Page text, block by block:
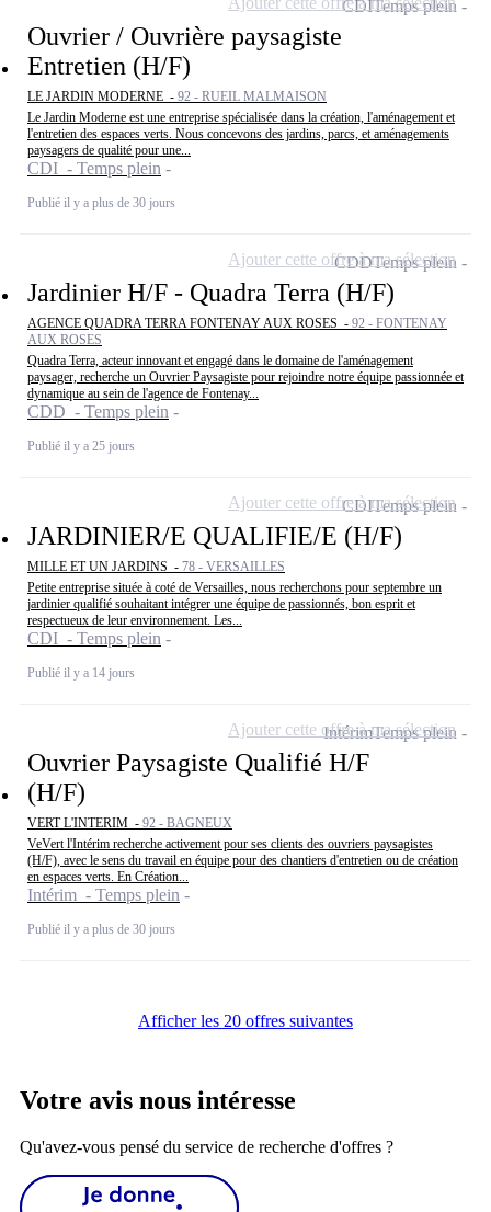
Ouvrier / Ouvrière paysagiste
Entretien (H/F)
LE JARDIN MODERNE - 92 - RUEIL MALMAISON
Le Jardin Moderne est une entreprise spécialisée dans la création, l'aménagement et
l'entretien des espaces verts. Nous concevons des jardins, parcs, et aménagements
paysagers de qualité pour une...
CDI - Temps plein
Publié il y a plus de 30 jours
CDITemps plein
Jardinier H/F - Quadra Terra (H/F)
AGENCE QUADRA TERRA FONTENAY AUX ROSES - 92 - FONTENAY
AUX ROSES
Quadra Terra, acteur innovant et engagé dans le domaine de l'aménagement
paysager, recherche un Ouvrier Paysagiste pour rejoindre notre équipe passionnée et
dynamique au sein de l'agence de Fontenay...
CDD - Temps plein
Publié il y a 25 jours
CDDTemps plein
Ajouter cette offre à ma sélection
JARDINIER/E QUALIFIE/E (H/F)
MILLE ET UN JARDINS - 78 - VERSAILLES
Petite entreprise située à coté de Versailles, nous recherchons pour septembre un
jardinier qualifié souhaitant intégrer une équipe de passionnés, bon esprit et
respectueux de leur environnement. Les...
CDI - Temps plein
Publié il y a 14 jours
CDITemps plein
Ajouter cette offre à ma sélection
Ouvrier Paysagiste Qualifié H/F
(H/F)
VERT L'INTERIM - 92 - BAGNEUX
VeVert l'Intérim recherche activement pour ses clients des ouvriers paysagistes
(H/F), avec le sens du travail en équipe pour des chantiers d'entretien ou de création
en espaces verts. En Création...
Intérim - Temps plein
Publié il y a plus de 30 jours
IntérimTemps plein
Ajouter cette offre à ma sélection
Afficher les 20 offres suivantes
Votre avis nous intéresse
Qu'avez-vous pensé du service de recherche d'offres ?